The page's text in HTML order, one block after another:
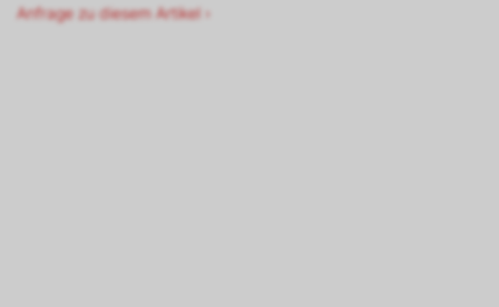
Anfrage zu diesem Artikel ›